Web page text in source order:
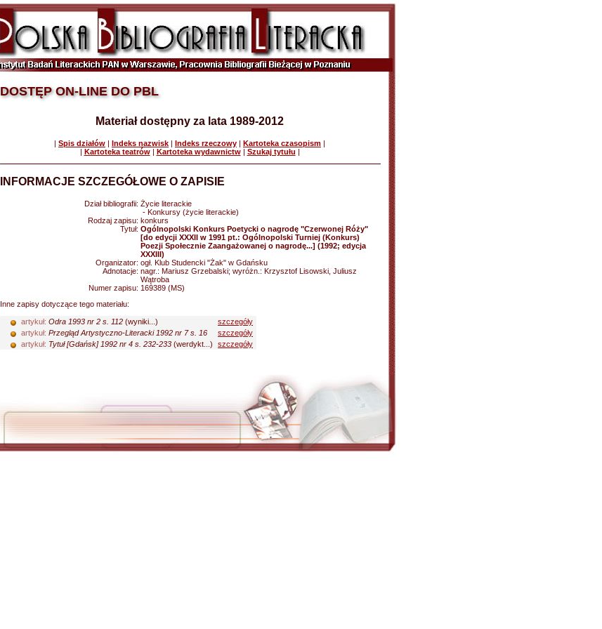
DOSTĘP ON-LINE DO PBL
Materiał dostępny za lata 1989-2012
| Spis działów | Indeks nazwisk | Indeks rzeczowy | Kartoteka czasopism |
| Kartoteka teatrów| Kartoteka wydawnictw| Szukaj tytułu |
INFORMACJE SZCZEGÓŁOWE O ZAPISIE
Dział bibliografii: Życie literackie
- Konkursy (życie literackie)
Rodzaj zapisu: konkurs
Tytuł: Ogólnopolski Konkurs Poetycki o nagrodę "Czerwonej Róży"
[do edycji XXXII w 1991 pt.: Ogólnopolski Turniej (Konkurs)
Poezji Społecznie Zaangażowanej o nagrodę...] (1992; edycja
XXXIII)
Organizator: ogł. Klub Studencki "Żak" w Gdańsku
Adnotacje: nagr.: Mariusz Grzebalski; wyróżn.: Krzysztof Lisowski, Juliusz
Wątroba
Numer zapisu: 169389 (MS)
Inne zapisy dotyczące tego materiału:
artykuł: Odra 1993 nr 2 s. 112 (wyniki...)
szczegóły
artykuł: Przegląd Artystyczno-Literacki 1992 nr 7 s. 16
szczegóły
artykuł: Tytuł [Gdańsk] 1992 nr 4 s. 232-233 (werdykt...) szczegóły